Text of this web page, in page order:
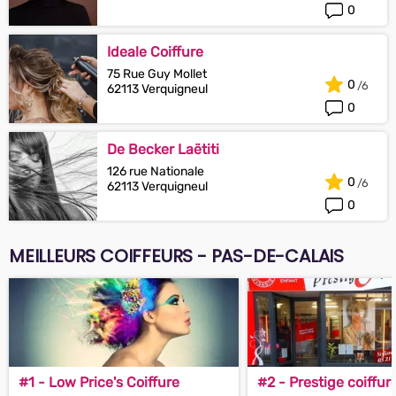
0
Ideale Coiffure
75 Rue Guy Mollet
62113 Verquigneul
0
0
De Becker Laëtiti
126 rue Nationale
62113 Verquigneul
0
0
MEILLEURS COIFFEURS - PAS-DE-CALAIS
#1 - Low Price's Coiffure #2 - Prestige